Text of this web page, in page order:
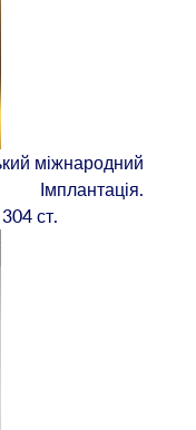
міжнародний
ст.